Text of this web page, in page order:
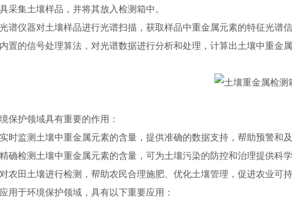
集土壤样品，并将其放入检测箱中。
仪器对土壤样品进行光谱扫描，获取样品中重金属元素的特征光谱信
的信号处理算法，对光谱数据进行分析和处理，计算出土壤中重金属
护领域具有重要的作用：
监测土壤中重金属元素的含量，提供准确的数据支持，帮助预警和及
检测土壤中重金属元素的含量，可为土壤污染的防控和治理提供科学
田土壤进行检测，帮助农民合理施肥、优化土壤管理，促进农业可持
于环境保护领域，具有以下重要应用：